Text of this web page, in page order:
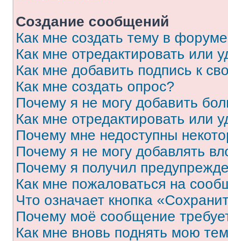
Создание сообщений
Как мне создать тему в
Как мне отредактировать или
Как мне добавить подпись к
Как мне создать опрос?
Почему я не могу добавить
Как мне отредактировать или
Почему мне недоступны
Почему я не могу добавлять
Почему я получил
Как мне пожаловаться на
Что означает кнопка
Почему моё сообщение
Как мне вновь поднять мою